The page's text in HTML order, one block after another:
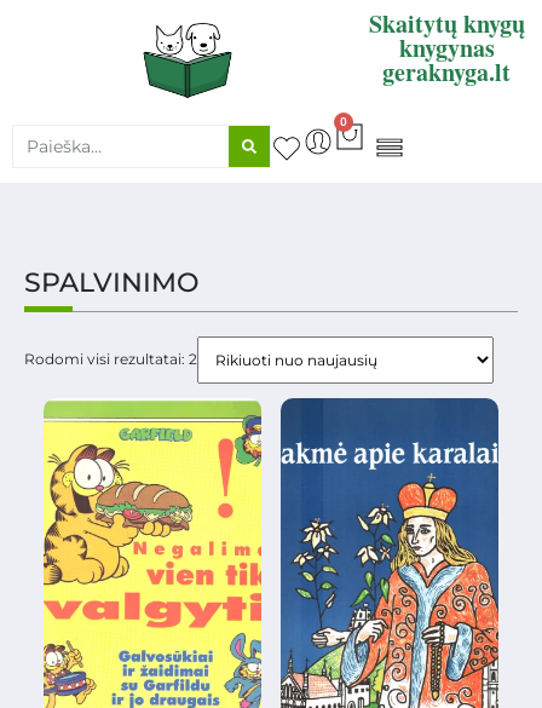
Skaitytų knygų
knygynas
geraknyga.lt
0
SPALVINIMO
Rodomi visi rezultatai: 2